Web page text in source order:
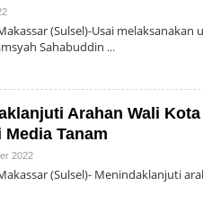
Oleh
(Sulsel)-Usai melaksanakan
Sahabuddin
Arahan Wali
Tanam
2022Oleh
(Sulsel)- Menindaklanjuti